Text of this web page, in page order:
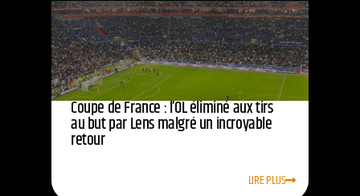
Coupe de France : l’OL éliminé aux tirs
au but par Lens malgré un incroyable
retour
LIRE PLUS